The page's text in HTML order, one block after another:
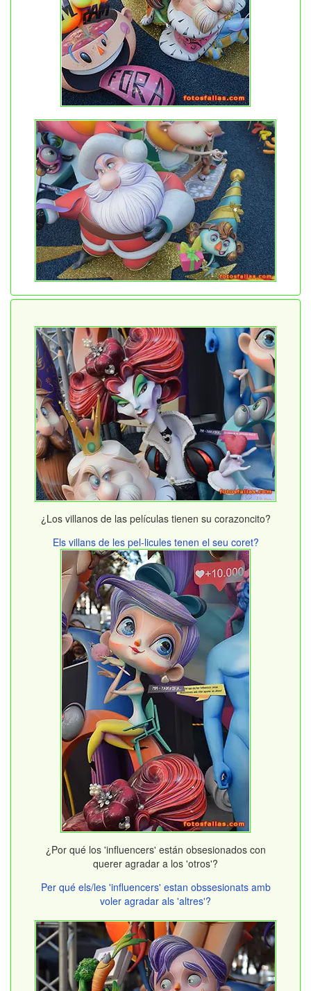
¿Los villanos de las películas tienen su corazoncito?
Els villans de les pel-licules tenen el seu coret?
¿Por qué los 'influencers' están obsesionados con
querer agradar a los 'otros'?
Per qué els/les 'influencers' estan obssesionats amb
voler agradar als 'altres'?